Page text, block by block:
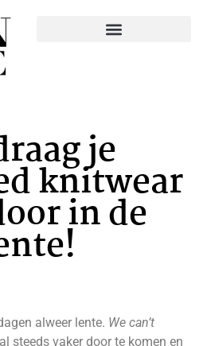
je
knitwear
in de
alweer lente. We can’t
steeds vaker door te komen en